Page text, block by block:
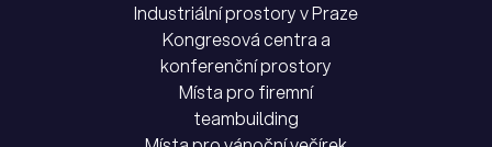
Industriální prostory v Praze
Kongresová centra a
konferenční prostory
Místa pro firemní
teambuilding